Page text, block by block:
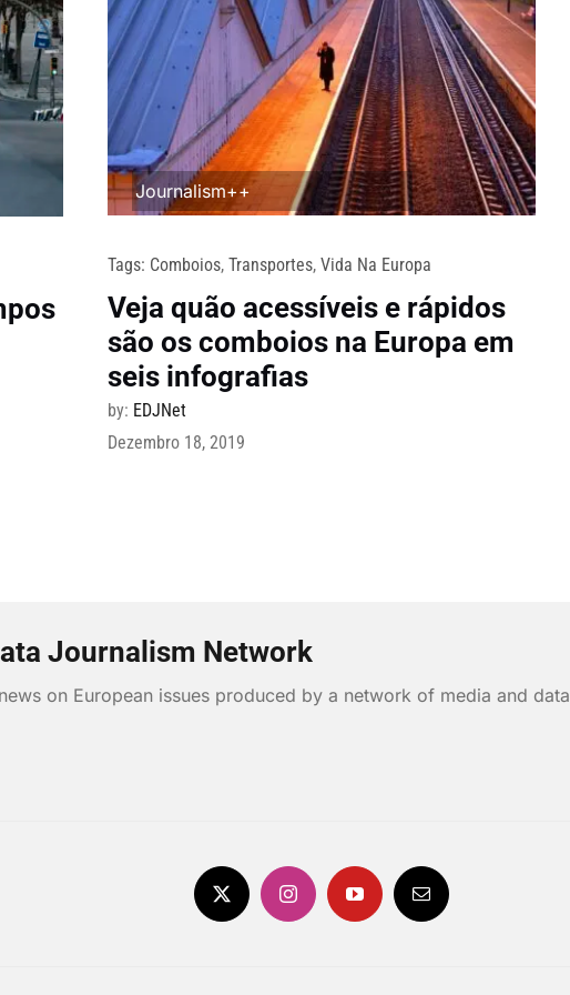
Journalism++
Tags: Comboios, Transportes, Vida Na Europa
Veja quão acessíveis e rápidos
são os comboios na Europa em
seis infografias
by: EDJNet
Dezembro 18, 2019
Journalism Network
on European issues produced by a network of media and data